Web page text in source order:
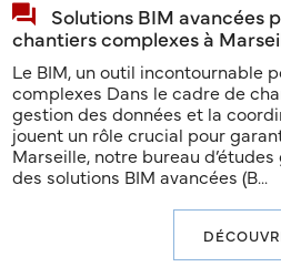
Solutions BIM avancées
chantiers complexes à
Le BIM, un outil incontournable
complexes Dans le cadre de
gestion des données et la
jouent un rôle crucial pour
Marseille, notre bureau
des solutions BIM avancées (B...